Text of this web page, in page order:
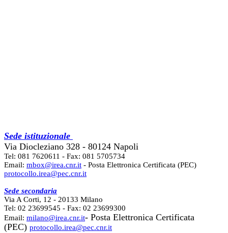
Sede istituzionale
Via Diocleziano 328 - 80124 Napoli
Tel: 081 7620611 - Fax: 081 5705734
Email: mbox@irea.cnr.it - Posta Elettronica Certificata (PEC)
protocollo.irea@pec.cnr.it
Sede secondaria
Via A Corti, 12 - 20133 Milano
Tel: 02 23699545 - Fax: 02 23699300
Email: milano@irea.cnr.it- Posta Elettronica Certificata
(PEC) protocollo.irea@pec.cnr.it